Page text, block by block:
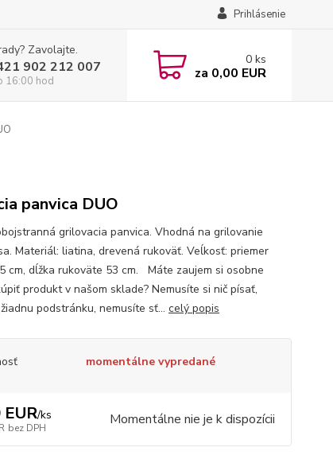
Prihlásenie
Zavolajte.
902 212 007
16:00 hod
0 ks
za 0,00 EUR
panvica DUO
grilovacia panvica. Vhodná na grilovanie
Materiál: liatina, drevená rukoväť. Veĺkosť: priemer
cm, dĺžka rukoväte 53 cm. Máte zaujem si osobne
produkt v našom sklade? Nemusíte si nič písať,
podstránku, nemusíte sť... celý popis
momentálne vypredané
/ks
bez DPH Momentálne nie je k dispozícii